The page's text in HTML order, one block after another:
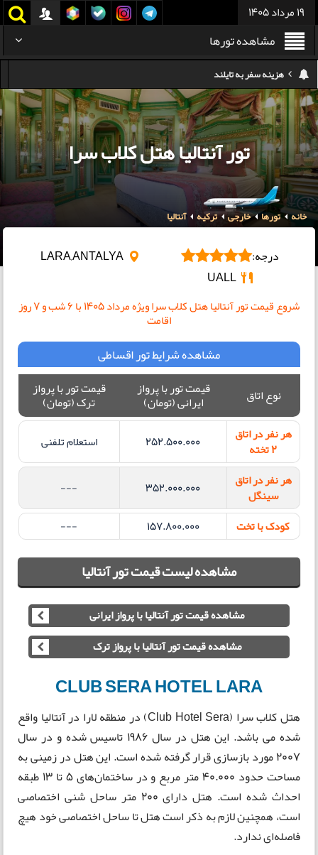
19 مرداد 1405
مشاهده تورها
هزینه سفر به تایلند
کدام هواپیمایی کدام ترمینال مهرآباد؟
استرداد بلیط هواپیما در شرایط جنگی
هزینه تفریحات استانبول ۲۰۲۵
سفر به ارمنستان | دیدنی‌ها و تجربیات جذاب
معرفی بهترین غذاهای محلی و خیابانی دبی
هزینه سفر به گرجستان
تور آنتالیا هتل کلاب سرا
خانه تورها خارجی ترکیه آنتالیا
درجه:
شروع قیمت تور آنتالیا هتل کلاب سرا ویژه مرداد ۱۴۰۵ با 6 شب و 7 روز
اقامت
مشاهده شرایط تور اقساطی
نوع اتاق قیمت تور با پرواز
ایرانی (تومان)
قیمت تور با پرواز
ترک (تومان)
هر نفر در اتاق
2 تخته 252.500.000
استعلام تلفنی
هر نفر در اتاق
سینگل 352.000.000
---
کودک با تخت
157.800.000
---
مشاهده لیست قیمت تور آنتالیا
مشاهده قیمت تور آنتالیا با پرواز ایرانی
مشاهده قیمت تور آنتالیا با پرواز ترک
CLUB SERA HOTEL LARA
هتل کلاب سرا (Club Hotel Sera) در منطقه لارا در آنتالیا واقع
شده می باشد. این هتل در سال 1986 تاسیس شده و در سال
2007 مورد بازسازی قرار گرفته شده است. این هتل در زمینی به
مساحت حدود 40.000 متر مربع و در ساختمان‌های 5 تا 13 طبقه
احداث شده است. هتل دارای 200 متر ساحل شنی اختصاصی
است، همچنین لازم به ذکر است هتل تا ساحل اختصاصی خود هیچ
فاصله‌ای ندارد.